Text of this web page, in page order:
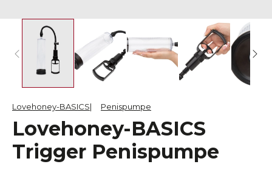
Lovehoney-BASICS Penispumpe
Lovehoney-BASICS
Trigger Penispumpe